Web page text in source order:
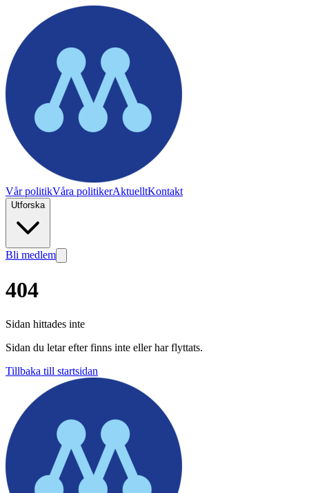
Vår politikVåra politikerAktuelltKontakt
Utforska
Bli medlem
404
Sidan hittades inte
Sidan du letar efter finns inte eller har flyttats.
Tillbaka till startsidan